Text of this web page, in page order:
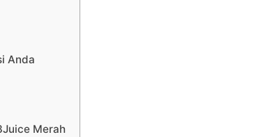
Anda
Merah